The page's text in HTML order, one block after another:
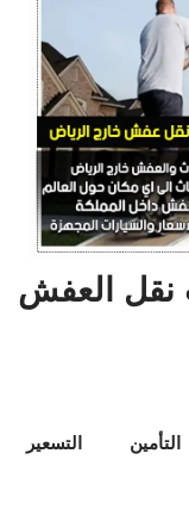
نقل العفش
التأمين التسعير